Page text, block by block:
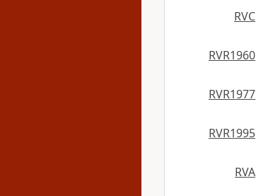
RVC
RVR1960
RVR1977
RVR1995
RVA